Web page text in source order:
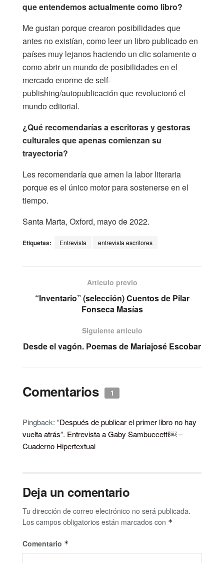
que entendemos actualmente como libro?
Me gustan porque crearon posibilidades que
antes no existían, como leer un libro publicado en
países muy lejanos haciendo un clic solamente o
como abrir un mundo de posibilidades en el
mercado enorme de self-
publishing/autopublicación que revolucionó el
mundo editorial.
¿Qué recomendarías a escritoras y gestoras
culturales que apenas comienzan su
trayectoria?
Les recomendaría que amen la labor literaria
porque es el único motor para sostenerse en el
tiempo.
Santa Marta, Oxford, mayo de 2022.
Etiquetas: Entrevista entrevista escritores
Artículo previo
“Inventario” (selección) Cuentos de Pilar
Fonseca Masías
Siguiente artículo
Desde el vagón. Poemas de Mariajosé Escobar
Comentarios 1
Pingback: “Después de publicar el primer libro no hay
vuelta atrás”. Entrevista a Gaby Sambuccetti￼ –
Cuaderno Hipertextual
Deja un comentario
Tu dirección de correo electrónico no será publicada.
Los campos obligatorios están marcados con *
Comentario *